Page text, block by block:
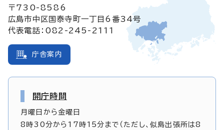
〒730-8586
広島市中区国泰寺町一丁目6番34号
代表電話：082-245-2111
庁舎案内
開庁時間
月曜日から金曜日
8時30分から17時15分まで（ただし、似島出張所は8